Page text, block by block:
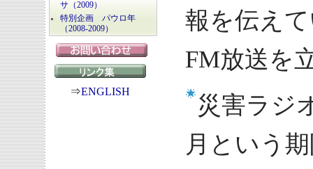
サ（2009）
特別企画 パウロ年
（2008-2009）
⇒ENGLISH
報を伝え
FM放送を
災害ラジ
月という